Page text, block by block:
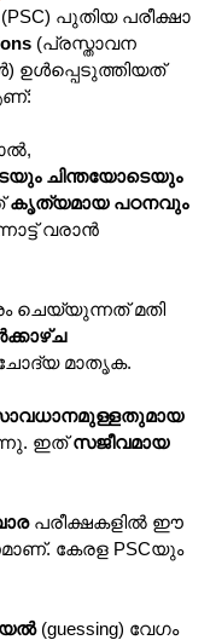
പുതിയ പരീക്ഷാ
(പ്രസ്താവന
ഉൾപ്പെടുത്തിയത്
ചിന്തയോടെയും
കൃത്യമായ പഠനവും
വരാൻ
ചെയ്യുന്നത് മതി
മാതൃക.
ഇത്സജീവമായ
പരീക്ഷകളിൽ ഈ
കേരള PSCയും
(guessing) വേഗം